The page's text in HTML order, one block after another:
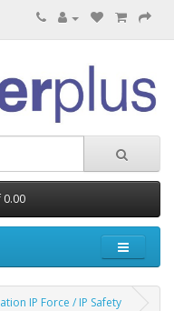
0.00
IP Force / IP Safety